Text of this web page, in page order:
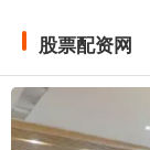
股票配资网